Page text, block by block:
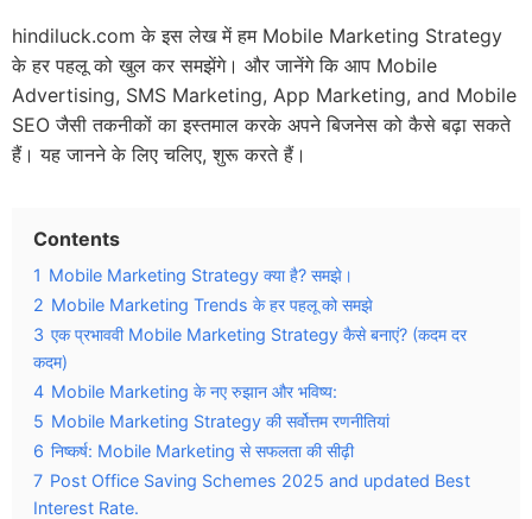
hindiluck.com के इस लेख में हम Mobile Marketing Strategy
के हर पहलू को खुल कर समझेंगे। और जानेंगे कि आप Mobile
Advertising, SMS Marketing, App Marketing, and Mobile
SEO जैसी तकनीकों का इस्तमाल करके अपने बिजनेस को कैसे बढ़ा सकते
हैं। यह जानने के लिए चलिए, शुरू करते हैं।
Contents
1 Mobile Marketing Strategy क्या है? समझे।
2 Mobile Marketing Trends के हर पहलू को समझे
3 एक प्रभाववी Mobile Marketing Strategy कैसे बनाएं? (कदम दर
कदम)
4 Mobile Marketing के नए रुझान और भविष्य:
5 Mobile Marketing Strategy की सर्वोत्तम रणनीतियां
6 निष्कर्ष: Mobile Marketing से सफलता की सीढ़ी
7 Post Office Saving Schemes 2025 and updated Best
Interest Rate.